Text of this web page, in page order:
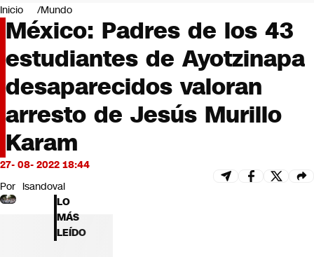
Negocios
Deportes
Programas completos
Cultura
Servicios
Bits
CNN Data
CNN tiempo
Futuro 360
Opinión
Inicio Mundo
México: Padres de los 43
estudiantes de Ayotzinapa
desaparecidos valoran
arresto de Jesús Murillo
Karam
27- 08- 2022 18:44
Por lsandoval
LO
MÁS
LEÍDO